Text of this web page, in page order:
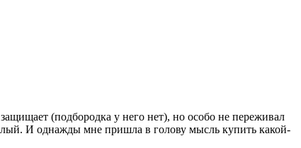
(подбородка у него нет), но особо не переживал
И однажды мне пришла в голову мысль купить какой-